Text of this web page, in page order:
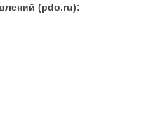
(pdo.ru):